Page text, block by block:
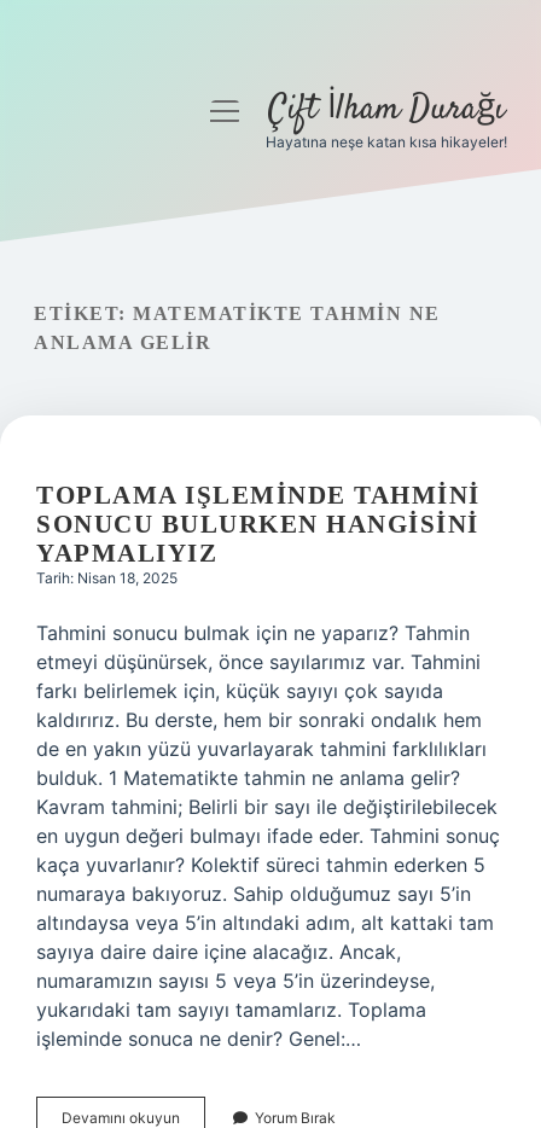
Gizlilik Politikası
Hakkımızda
menüyüÇift İlham Durağı
Hayatına neşe katan kısa hikayeler!
ETIKET: MATEMATIKTE TAHMIN NE
ANLAMA GELIR
TOPLAMA IŞLEMINDE TAHMINI
SONUCU BULURKEN HANGISINI
YAPMALIYIZ
Tarih: Nisan 18, 2025
Tahmini sonucu bulmak için ne yaparız? Tahmin
etmeyi düşünürsek, önce sayılarımız var. Tahmini
farkı belirlemek için, küçük sayıyı çok sayıda
kaldırırız. Bu derste, hem bir sonraki ondalık hem
de en yakın yüzü yuvarlayarak tahmini farklılıkları
bulduk. 1 Matematikte tahmin ne anlama gelir?
Kavram tahmini; Belirli bir sayı ile değiştirilebilecek
en uygun değeri bulmayı ifade eder. Tahmini sonuç
kaça yuvarlanır? Kolektif süreci tahmin ederken 5
numaraya bakıyoruz. Sahip olduğumuz sayı 5’in
altındaysa veya 5’in altındaki adım, alt kattaki tam
sayıya daire daire içine alacağız. Ancak,
numaramızın sayısı 5 veya 5’in üzerindeyse,
yukarıdaki tam sayıyı tamamlarız. Toplama
işleminde sonuca ne denir? Genel:…
Devamını okuyun Toplama
Yorum Bırak